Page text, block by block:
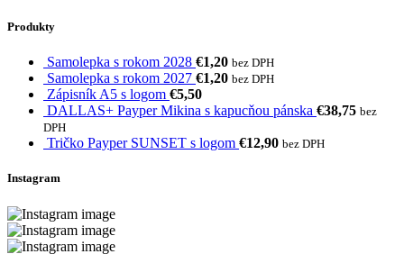
Produkty
Samolepka s rokom 2028 €1,20 bez DPH
Samolepka s rokom 2027 €1,20 bez DPH
Zápisník A5 s logom €5,50
DALLAS+ Payper Mikina s kapucňou pánska €38,75 bez
DPH
Tričko Payper SUNSET s logom €12,90 bez DPH
Instagram